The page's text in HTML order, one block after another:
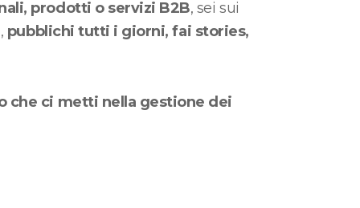
prodotti o servizi B2B, sei sui
pubblichi tutti i giorni, fai stories,
che ci metti nella gestione dei